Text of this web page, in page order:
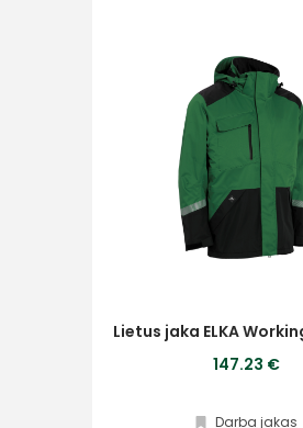
Lietus jaka ELKA
147.23 €
Darba jakas